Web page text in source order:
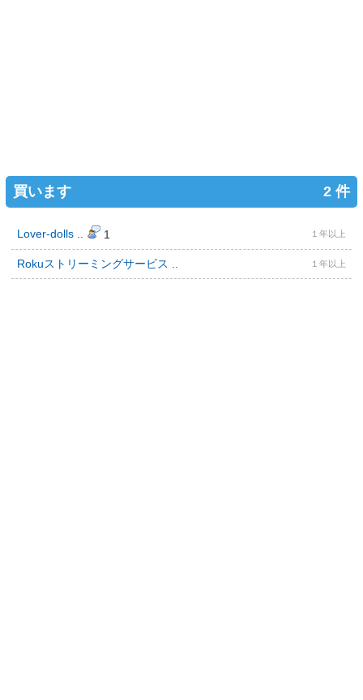
買います 2 件
Lover-dolls .. 1 １年以上
Rokuストリーミングサービス .. １年以上